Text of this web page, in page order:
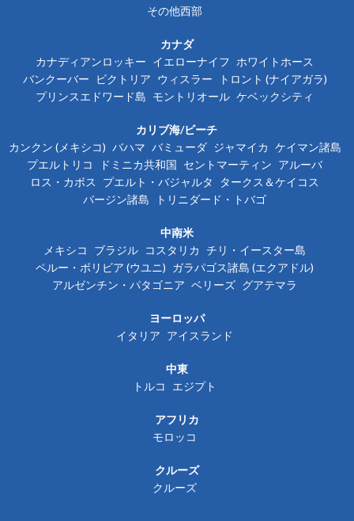
その他西部
カナダ
カナディアンロッキー イエローナイフ ホワイトホース
バンクーバー
ビクトリア ウィスラー
トロント (ナイアガラ)
プリンスエドワード島 モントリオール ケベックシティ
カリブ海/ビーチ
カンクン (メキシコ) バハマ バミューダ ジャマイカ ケイマン諸島
プエルトリコ
ドミニカ共和国 セントマーティン アルーバ
ロス・カボス
プエルト・バジャルタ
タークス＆ケイコス
バージン諸島
トリニダード・トバゴ
中南米
メキシコ
ブラジル コスタリカ
チリ・イースター島
ペルー・ボリビア (ウユニ) ガラパゴス諸島 (エクアドル)
アルゼンチン・パタゴニア ベリーズ グアテマラ
ヨーロッパ
イタリア アイスランド
中東
トルコ
エジプト
アフリカ
モロッコ
クルーズ
クルーズ